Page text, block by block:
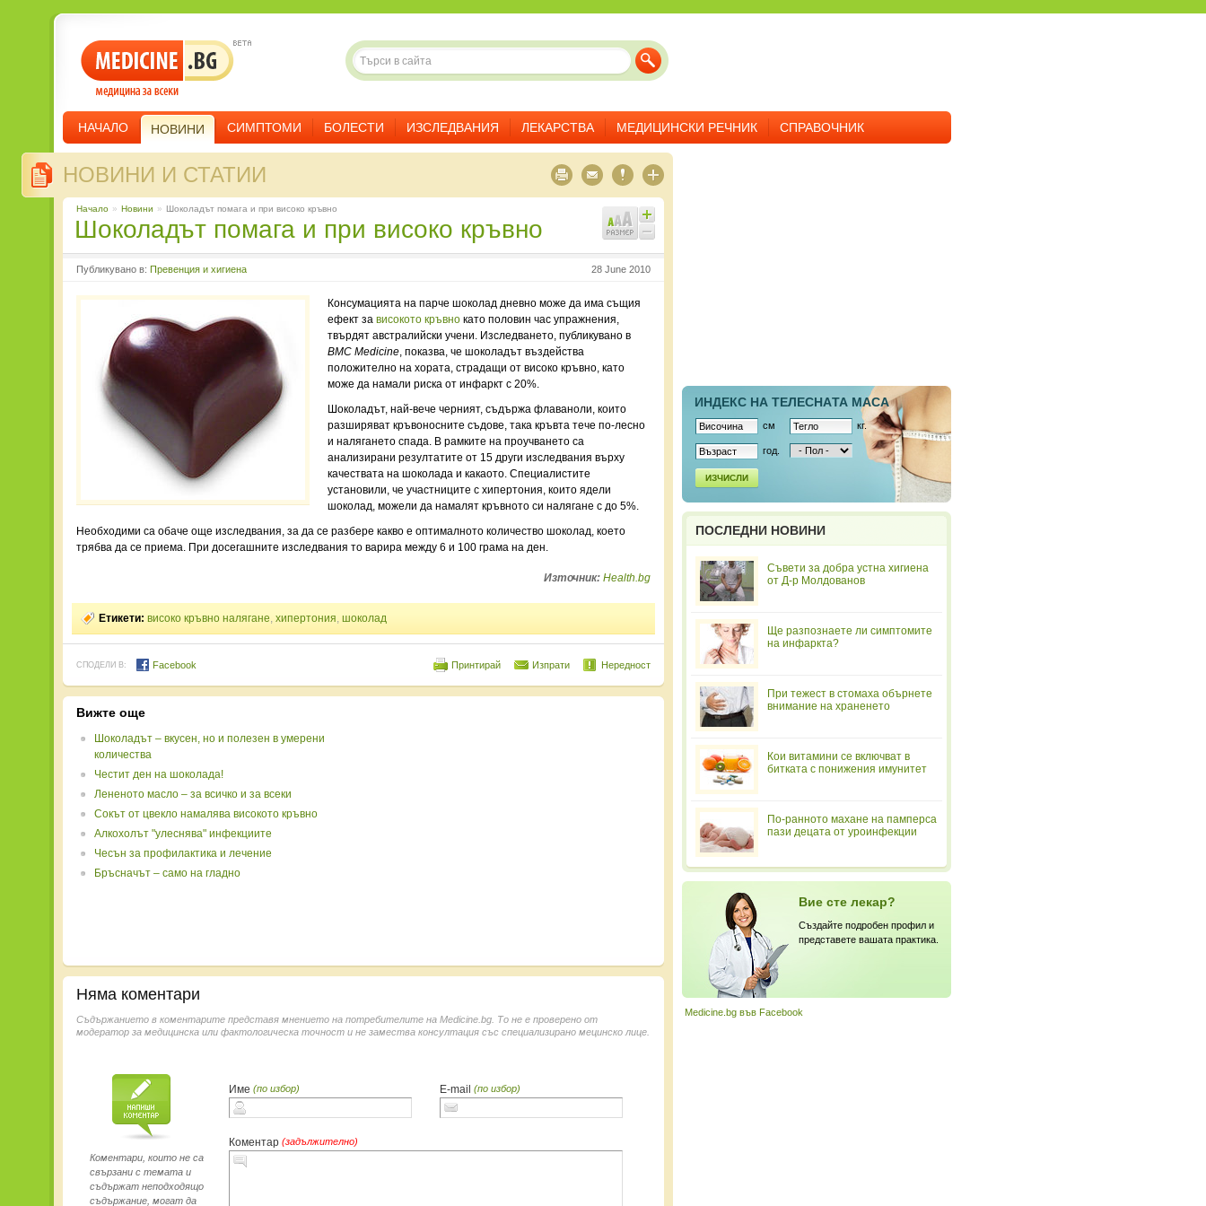
НАЧАЛО НОВИНИ СИМПТОМИ БОЛЕСТИ ИЗСЛЕДВАНИЯ ЛЕКАРСТВА МЕДИЦИНСКИ РЕЧНИК СПРАВОЧНИК
НОВИНИ И СТАТИИ
Начало » Новини » Шоколадът помага и при високо кръвно
Шоколадът помага и при високо кръвно
Публикувано в: Превенция и хигиена 28 June 2010
Консумацията на парче шоколад дневно може да има същия
ефект за високото кръвно като половин час упражнения,
твърдят австралийски учени. Изследването, публикувано в
BMC Medicine, показва, че шоколадът въздейства
положително на хората, страдащи от високо кръвно, като
може да намали риска от инфаркт с 20%.
Шоколадът, най-вече черният, съдържа флаваноли, които
разширяват кръвоносните съдове, така кръвта тече по-лесно
и налягането спада. В рамките на проучването са
анализирани резултатите от 15 други изследвания върху
качествата на шоколада и какаото. Специалистите
установили, че участниците с хипертония, които ядели
шоколад, можели да намалят кръвното си налягане с до 5%.
Необходими са обаче още изследвания, за да се разбере какво е оптималното количество шоколад, което
трябва да се приема. При досегашните изследвания то варира между 6 и 100 грама на ден.
Източник: Health.bg
Етикети: високо кръвно налягане, хипертония, шоколад
СПОДЕЛИ В: Нередност
Изпрати
Принтирай
Facebook
Вижте още
Шоколадът – вкусен, но и полезен в умерени
количества
Честит ден на шоколада!
Лененото масло – за всичко и за всеки
Сокът от цвекло намалява високото кръвно
Алкохолът "улеснява" инфекциите
Чесън за профилактика и лечение
Бръсначът – само на гладно
Няма коментари
Съдържанието в коментарите представя мнението на потребителите на Medicine.bg. То не е проверено от
модератор за медицинска или фактологическа точност и не замества консултация със специализирано мецинско лице.
Име (по избор) E-mail (по избор)
Коментар (задължително)
Коментари, които не са
свързани с темата и
съдържат неподходящо
съдържание, могат да
ИНДЕКС НА ТЕЛЕСНAТА МАСА
см кг.
год.
ИЗЧИСЛИ
ПОСЛЕДНИ НОВИНИ
Съвети за добра устна хигиена
от Д-р Молдованов
Ще разпознаете ли симптомите
на инфаркта?
При тежест в стомаха обърнете
внимание на храненето
Кои витамини се включват в
битката с понижения имунитет
По-ранното махане на памперса
пази децата от уроинфекции
Вие сте лекар?
Създайте подробен профил и
представете вашата практика.
Medicine.bg във Facebook